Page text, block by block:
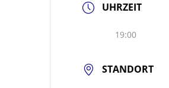
UHRZEIT
19:00
STANDORT